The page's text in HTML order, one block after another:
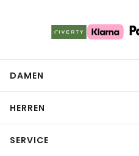
DAMEN
HERREN
SERVICE